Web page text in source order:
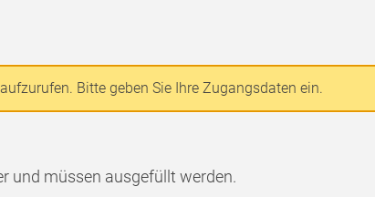
Bitte geben Sie Ihre Zugangsdaten ein.
und müssen ausgefüllt werden.